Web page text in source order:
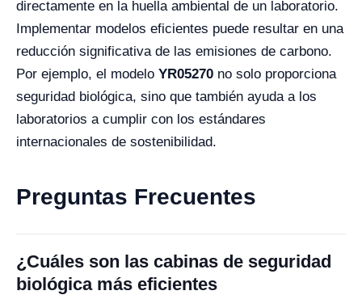
directamente en la huella ambiental de un laboratorio.
Implementar modelos eficientes puede resultar en una
reducción significativa de las emisiones de carbono.
Por ejemplo, el modelo YR05270 no solo proporciona
seguridad biológica, sino que también ayuda a los
laboratorios a cumplir con los estándares
internacionales de sostenibilidad.
Preguntas Frecuentes
¿Cuáles son las cabinas de seguridad
biológica más eficientes